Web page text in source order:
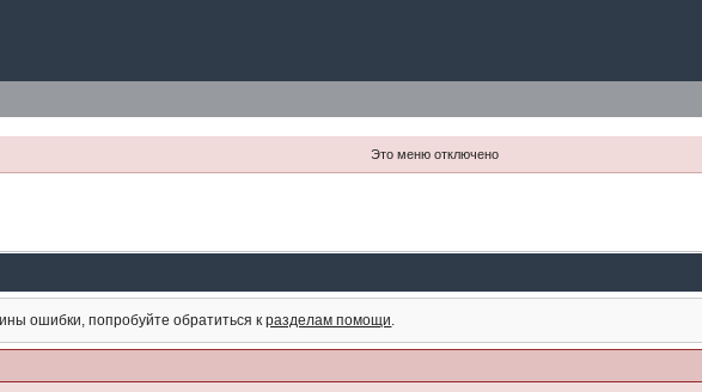
Это меню отключено
ошибки, попробуйте обратиться кразделам помощи.